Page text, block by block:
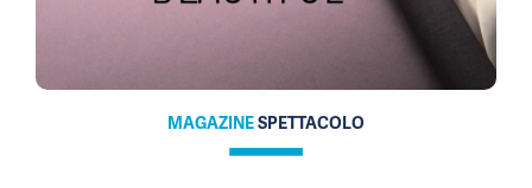
MAGAZINESPETTACOLO